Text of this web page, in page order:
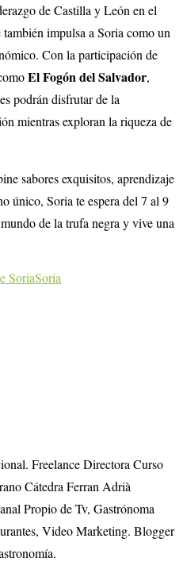
de Castilla y León en el
impulsa a Soria como un
Con la participación de
El Fogón del Salvador,
podrán disfrutar de la
mientras exploran la riqueza de
sabores exquisitos, aprendizaje
único, Soria te espera del 7 al 9
de la trufa negra y vive una
SoriaSoria
Freelance Directora Curso
Cátedra Ferran Adrià
Propio de Tv, Gastrónoma
Video Marketing. Blogger